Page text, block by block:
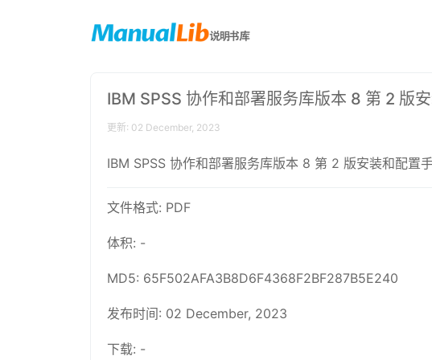
IBM SPSS 协作和部署服务库版本 8 第 2 版
更新: 02 December, 2023
IBM SPSS 协作和部署服务库版本 8 第 2 版安装和配置
文件格式: PDF
体积: -
MD5: 65F502AFA3B8D6F4368F2BF287B5E240
发布时间: 02 December, 2023
下载: -